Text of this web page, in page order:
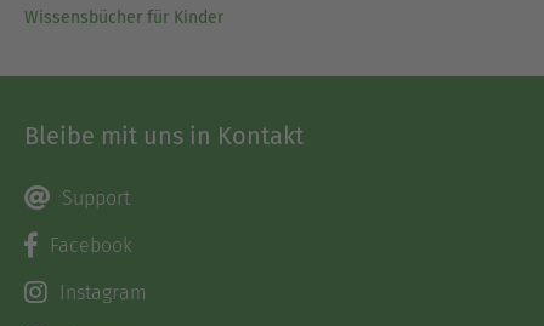
Wissensbücher für Kinder
Bleibe mit uns in Kontakt
Support
Facebook
Instagram